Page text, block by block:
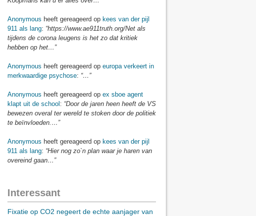
Anonymous heeft gereageerd op kees van der pijl
911 als lang: “https://www.ae911truth.org/Net als
tijdens de corona leugens is het zo dat kritiek
hebben op het…”
Anonymous heeft gereageerd op europa verkeert in
merkwaardige psychose: “…”
Anonymous heeft gereageerd op ex sboe agent
klapt uit de school : “Door de jaren heen heeft de VS
bewezen overal ter wereld te stoken door de politiek
te beïnvloeden.…”
Anonymous heeft gereageerd op kees van der pijl
911 als lang: “Hier nog zo`n plan waar je haren van
overeind gaan…”
Interessant
Fixatie op CO2 negeert de echte aanjager van